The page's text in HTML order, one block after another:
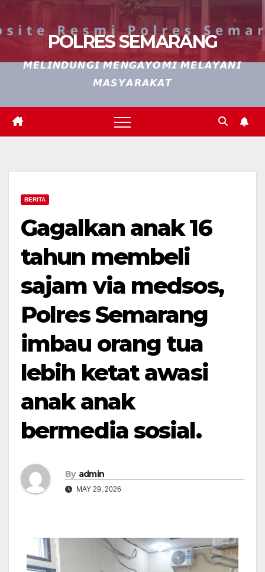
POLRES SEMARANG
𝙈𝙀𝙇𝙄𝙉𝘿𝙐𝙉𝙂𝙄 𝙈𝙀𝙉𝙂𝘼𝙔𝙊𝙈𝙄 𝙈𝙀𝙇𝘼𝙔𝘼𝙉𝙄
𝙈𝘼𝙎𝙔𝘼𝙍𝘼𝙆𝘼𝙏
BERITA
Gagalkan anak 16
tahun membeli
sajam via medsos,
Polres Semarang
imbau orang tua
lebih ketat awasi
anak anak
bermedia sosial.
By admin
MAY 29, 2026